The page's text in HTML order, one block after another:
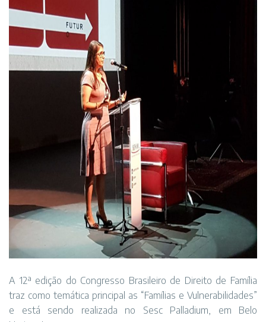
A 12ª edição do Congresso Brasileiro de Direito de Família
traz como temática principal as “Famílias e Vulnerabilidades”
e está sendo realizada no Sesc Palladium, em Belo